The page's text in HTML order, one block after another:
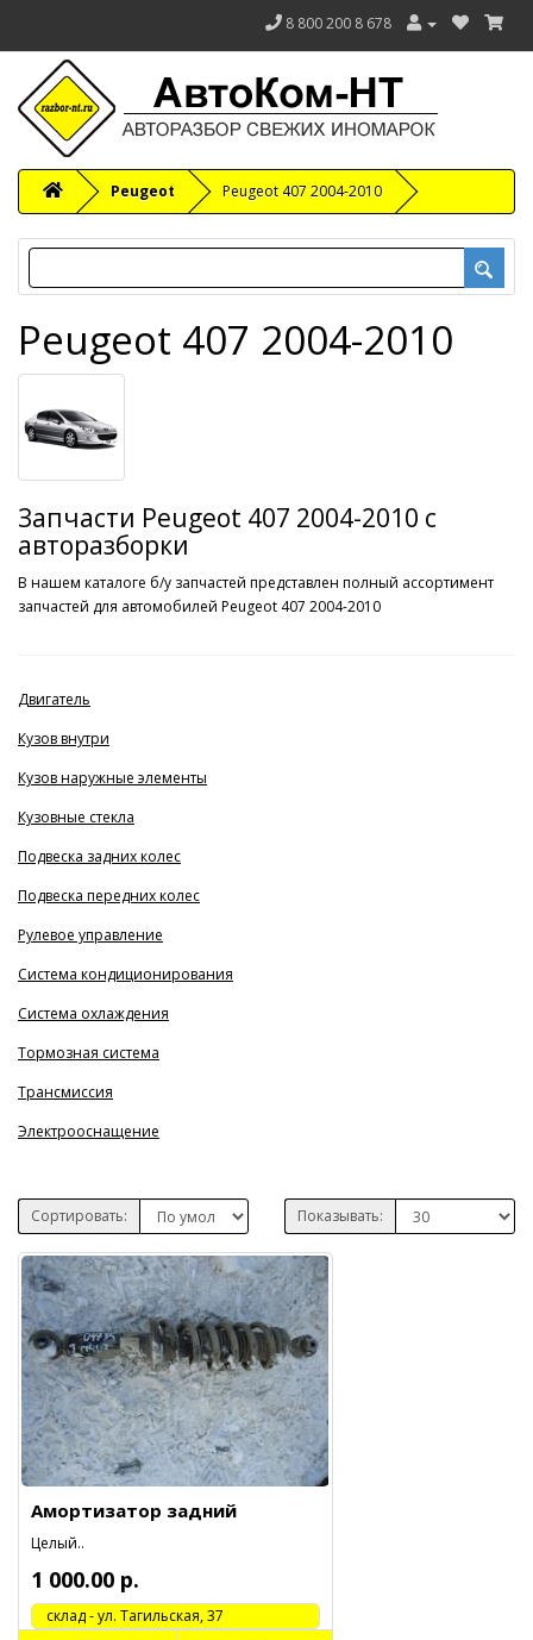
8 800 200 8 678
Peugeot Peugeot 407 2004-2010
Peugeot 407 2004-2010
Запчасти Peugeot 407 2004-2010 с
авторазборки
В нашем каталоге б/у запчастей представлен полный ассортимент
запчастей для автомобилей Peugeot 407 2004-2010
Двигатель
Кузов внутри
Кузов наружные элементы
Кузовные стекла
Подвеска задних колес
Подвеска передних колес
Рулевое управление
Система кондиционирования
Система охлаждения
Тормозная система
Трансмиссия
Электрооснащение
Сортировать: Показывать:
Амортизатор задний
Целый..
1 000.00 р.
cклад - ул. Тагильская, 37